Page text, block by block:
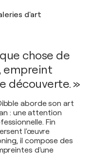
d'art
chose de
découverte. »
aborde son art
: une attention
Fin
l'œuvre
il compose des
d'une